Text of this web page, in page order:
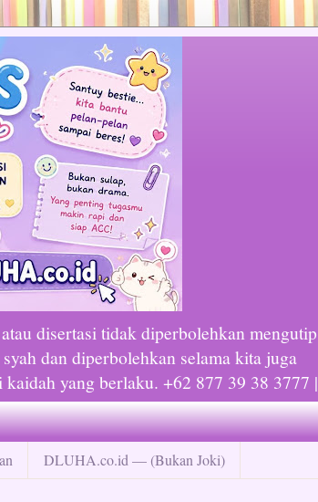
disertasi tidak diperbolehkan mengutip
dan diperbolehkan selama kita juga
yang berlaku. +62 877 39 38 3777 |
DLUHA.co.id — (Bukan Joki)